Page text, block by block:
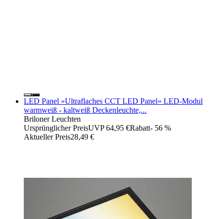
LED Panel »Ultraflaches CCT LED Panel« LED-Modul
warmweiß - kaltweiß Deckenleuchte,...
Briloner Leuchten
Ursprünglicher PreisUVP 64,95 €Rabatt- 56 %
Aktueller Preis28,49 €